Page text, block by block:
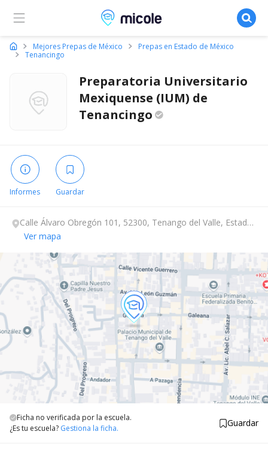
Micole, buscador de colegios
Mejores Prepas de México
Prepas en Estado de México
Tenancingo
Preparatoria Universitario
Mexiquense (IUM) de
Tenancingo
Informes Guardar
Calle Álvaro Obregón 101, 52300, Tenango del Valle, Estado
de México.
Ver mapa
Ficha no verificada por la escuela.
¿Es tu escuela? Gestiona la ficha. Guardar